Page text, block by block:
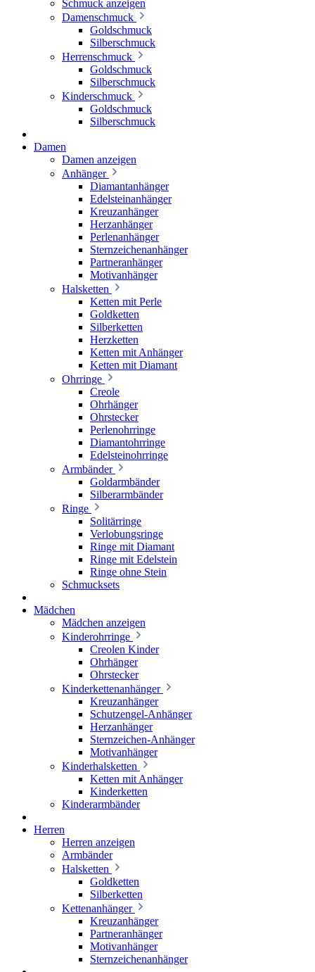
Schmuck anzeigen
Damenschmuck
Goldschmuck
Silberschmuck
Herrenschmuck
Goldschmuck
Silberschmuck
Kinderschmuck
Goldschmuck
Silberschmuck
Damen
Damen anzeigen
Anhänger
Diamantanhänger
Edelsteinanhänger
Kreuzanhänger
Herzanhänger
Perlenanhänger
Sternzeichenanhänger
Partneranhänger
Motivanhänger
Halsketten
Ketten mit Perle
Goldketten
Silberketten
Herzketten
Ketten mit Anhänger
Ketten mit Diamant
Ohrringe
Creole
Ohrhänger
Ohrstecker
Perlenohrringe
Diamantohrringe
Edelsteinohrringe
Armbänder
Goldarmbänder
Silberarmbänder
Ringe
Solitärringe
Verlobungsringe
Ringe mit Diamant
Ringe mit Edelstein
Ringe ohne Stein
Schmucksets
Mädchen
Mädchen anzeigen
Kinderohrringe
Creolen Kinder
Ohrhänger
Ohrstecker
Kinderkettenanhänger
Kreuzanhänger
Schutzengel-Anhänger
Herzanhänger
Sternzeichen-Anhänger
Motivanhänger
Kinderhalsketten
Ketten mit Anhänger
Kinderketten
Kinderarmbänder
Herren
Herren anzeigen
Armbänder
Halsketten
Goldketten
Silberketten
Kettenanhänger
Kreuzanhänger
Partneranhänger
Motivanhänger
Sternzeichenanhänger